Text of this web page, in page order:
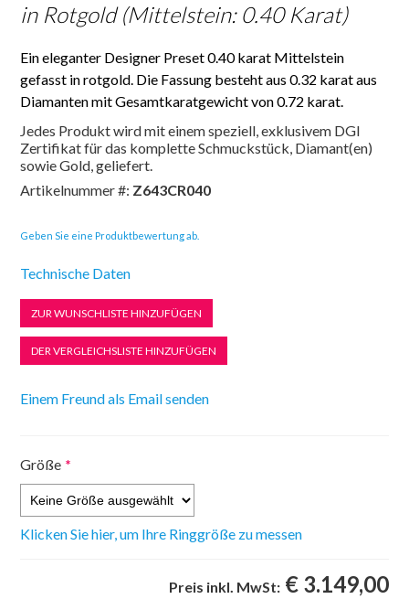
in Rotgold (Mittelstein: 0.40 Karat)
Ein eleganter Designer Preset 0.40 karat Mittelstein
gefasst in rotgold. Die Fassung besteht aus 0.32 karat aus
Diamanten mit Gesamtkaratgewicht von 0.72 karat.
Jedes Produkt wird mit einem speziell, exklusivem DGI
Zertifikat für das komplette Schmuckstück, Diamant(en)
sowie Gold, geliefert.
Artikelnummer #: Z643CR040
Geben Sie eine Produktbewertung ab.
Technische Daten
Größe *
Klicken Sie hier, um Ihre Ringgröße zu messen
Preis inkl. MwSt: € 3.149,00